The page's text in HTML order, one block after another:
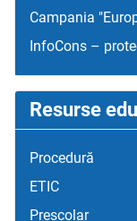
Campania
InfoCons –
Resurse
Procedură
ETIC
Preșcolar